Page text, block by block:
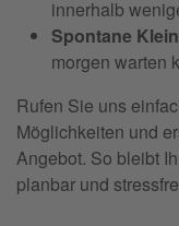
innerhalb
Spontane
morgen warten
Rufen Sie uns
Möglichkeiten und
Angebot. So bleibt
planbar und